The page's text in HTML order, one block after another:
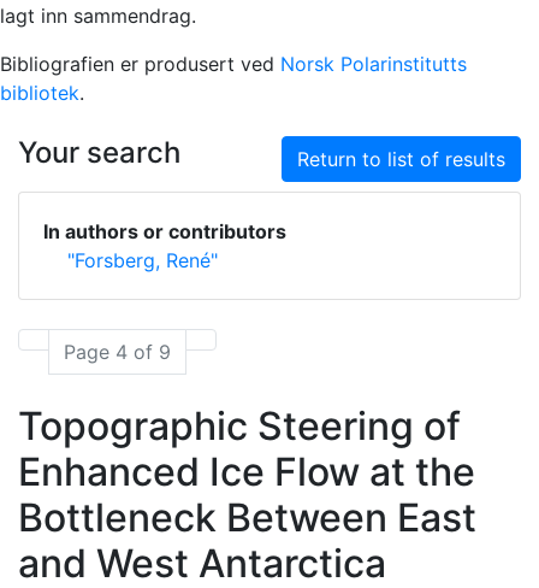
lagt inn sammendrag.
Bibliografien er produsert ved Norsk Polarinstitutts
bibliotek.
Your search Return to list of results
In authors or contributors
"Forsberg, René"
Page 4 of 9
Topographic Steering of
Enhanced Ice Flow at the
Bottleneck Between East
and West Antarctica